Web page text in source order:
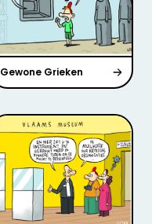
Gewone Grieken